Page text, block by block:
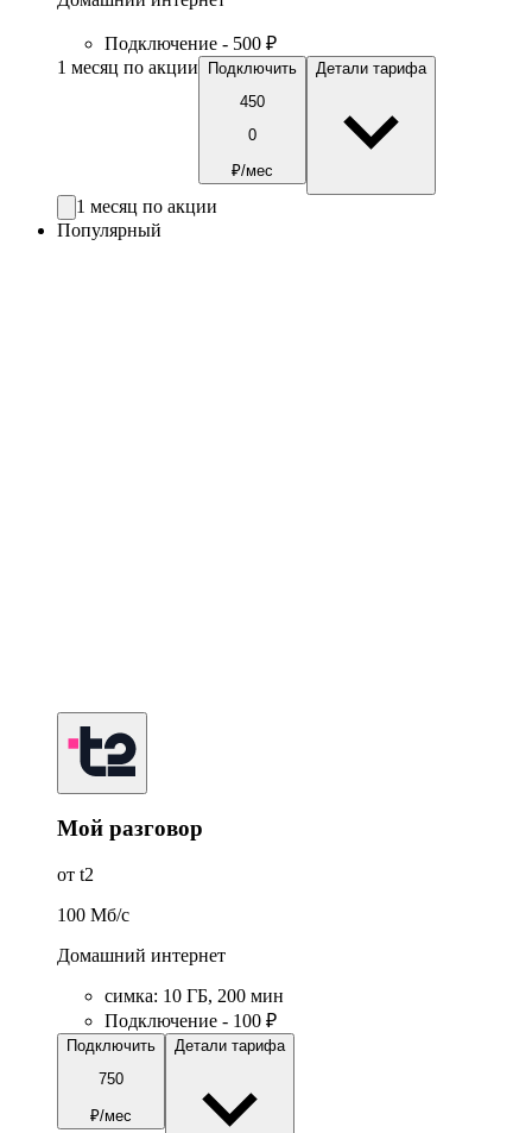
Подключение - 500 ₽
1 месяц по акции
Подключить
450
0
₽/мес
Детали тарифа
1 месяц по акции
Популярный
Мой разговор
от t2
100 Мб/c
Домашний интернет
симка: 10 ГБ, 200 мин
Подключение - 100 ₽
Подключить
750
₽/мес
Детали тарифа